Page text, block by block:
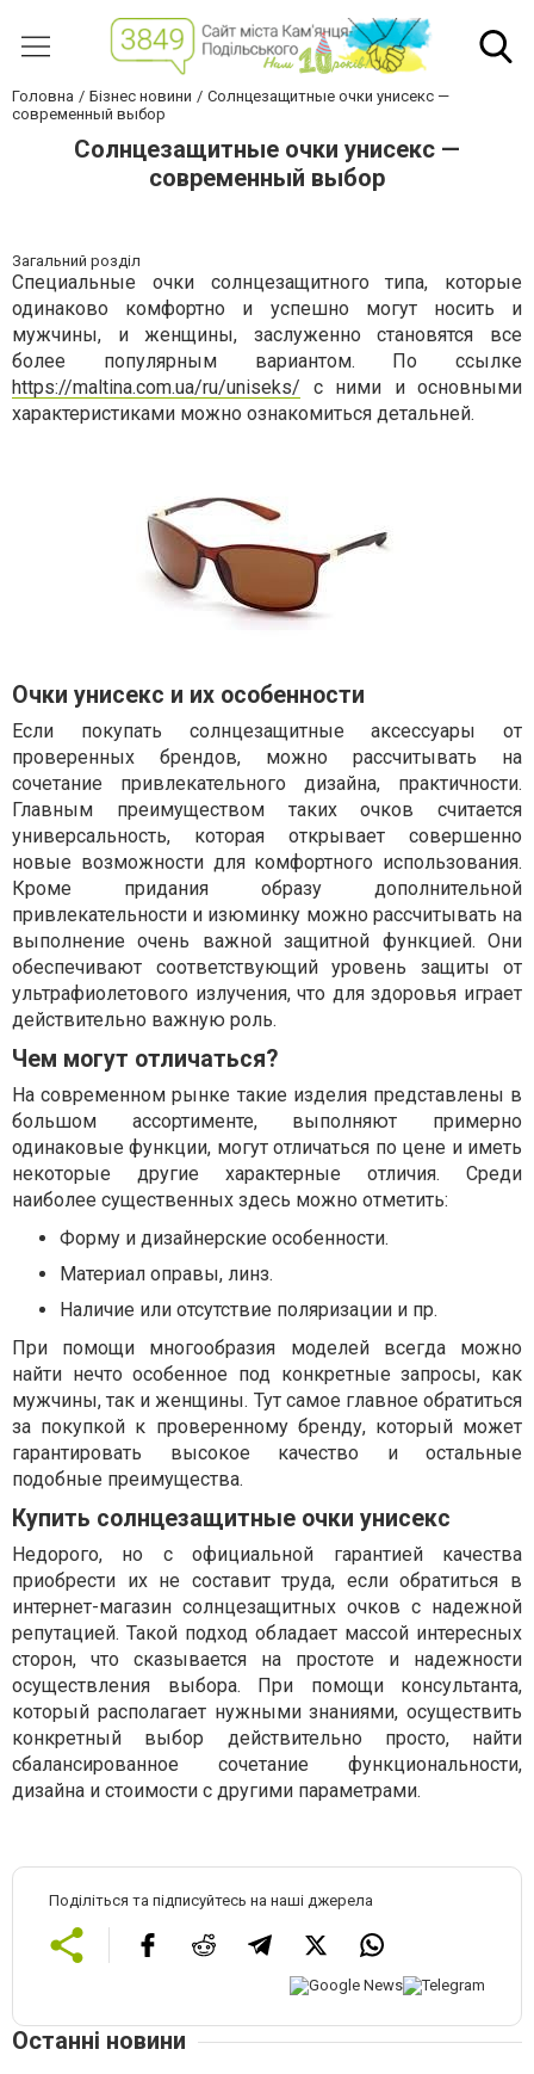
Головна Бізнес новини
Солнцезащитные очки унисекс —
современный выбор
Солнцезащитные очки унисекс —
современный выбор
Загальний розділ
Специальные очки солнцезащитного типа, которые
одинаково комфортно и успешно могут носить и
мужчины, и женщины, заслуженно становятся все
более популярным вариантом. По ссылке
https://maltina.com.ua/ru/uniseks/ с ними и основными
характеристиками можно ознакомиться детальней.
Очки унисекс и их особенности
Если покупать солнцезащитные аксессуары от
проверенных брендов, можно рассчитывать на
сочетание привлекательного дизайна, практичности.
Главным преимуществом таких очков считается
универсальность, которая открывает совершенно
новые возможности для комфортного использования.
Кроме придания образу дополнительной
привлекательности и изюминку можно рассчитывать на
выполнение очень важной защитной функцией. Они
обеспечивают соответствующий уровень защиты от
ультрафиолетового излучения, что для здоровья играет
действительно важную роль.
Чем могут отличаться?
На современном рынке такие изделия представлены в
большом ассортименте, выполняют примерно
одинаковые функции, могут отличаться по цене и иметь
некоторые другие характерные отличия. Среди
наиболее существенных здесь можно отметить:
Форму и дизайнерские особенности.
Материал оправы, линз.
Наличие или отсутствие поляризации и пр.
При помощи многообразия моделей всегда можно
найти нечто особенное под конкретные запросы, как
мужчины, так и женщины. Тут самое главное обратиться
за покупкой к проверенному бренду, который может
гарантировать высокое качество и остальные
подобные преимущества.
Купить солнцезащитные очки унисекс
Недорого, но с официальной гарантией качества
приобрести их не составит труда, если обратиться в
интернет-магазин солнцезащитных очков с надежной
репутацией. Такой подход обладает массой интересных
сторон, что сказывается на простоте и надежности
осуществления выбора. При помощи консультанта,
который располагает нужными знаниями, осуществить
конкретный выбор действительно просто, найти
сбалансированное сочетание функциональности,
дизайна и стоимости с другими параметрами.
Поділіться та підписуйтесь на наші джерела
Останні новини